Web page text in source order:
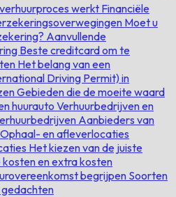
werkt Financiële
Moet u
Aanvullende
Beste creditcard om te
Het belang van een
Driving Permit) in
Gebieden die de moeite waard
huurauto Verhuurbedrijven en
Aanbieders van
Ophaal- en afleverlocaties
Het kiezen van de juiste
kosten en extra kosten
begrijpenSoorten